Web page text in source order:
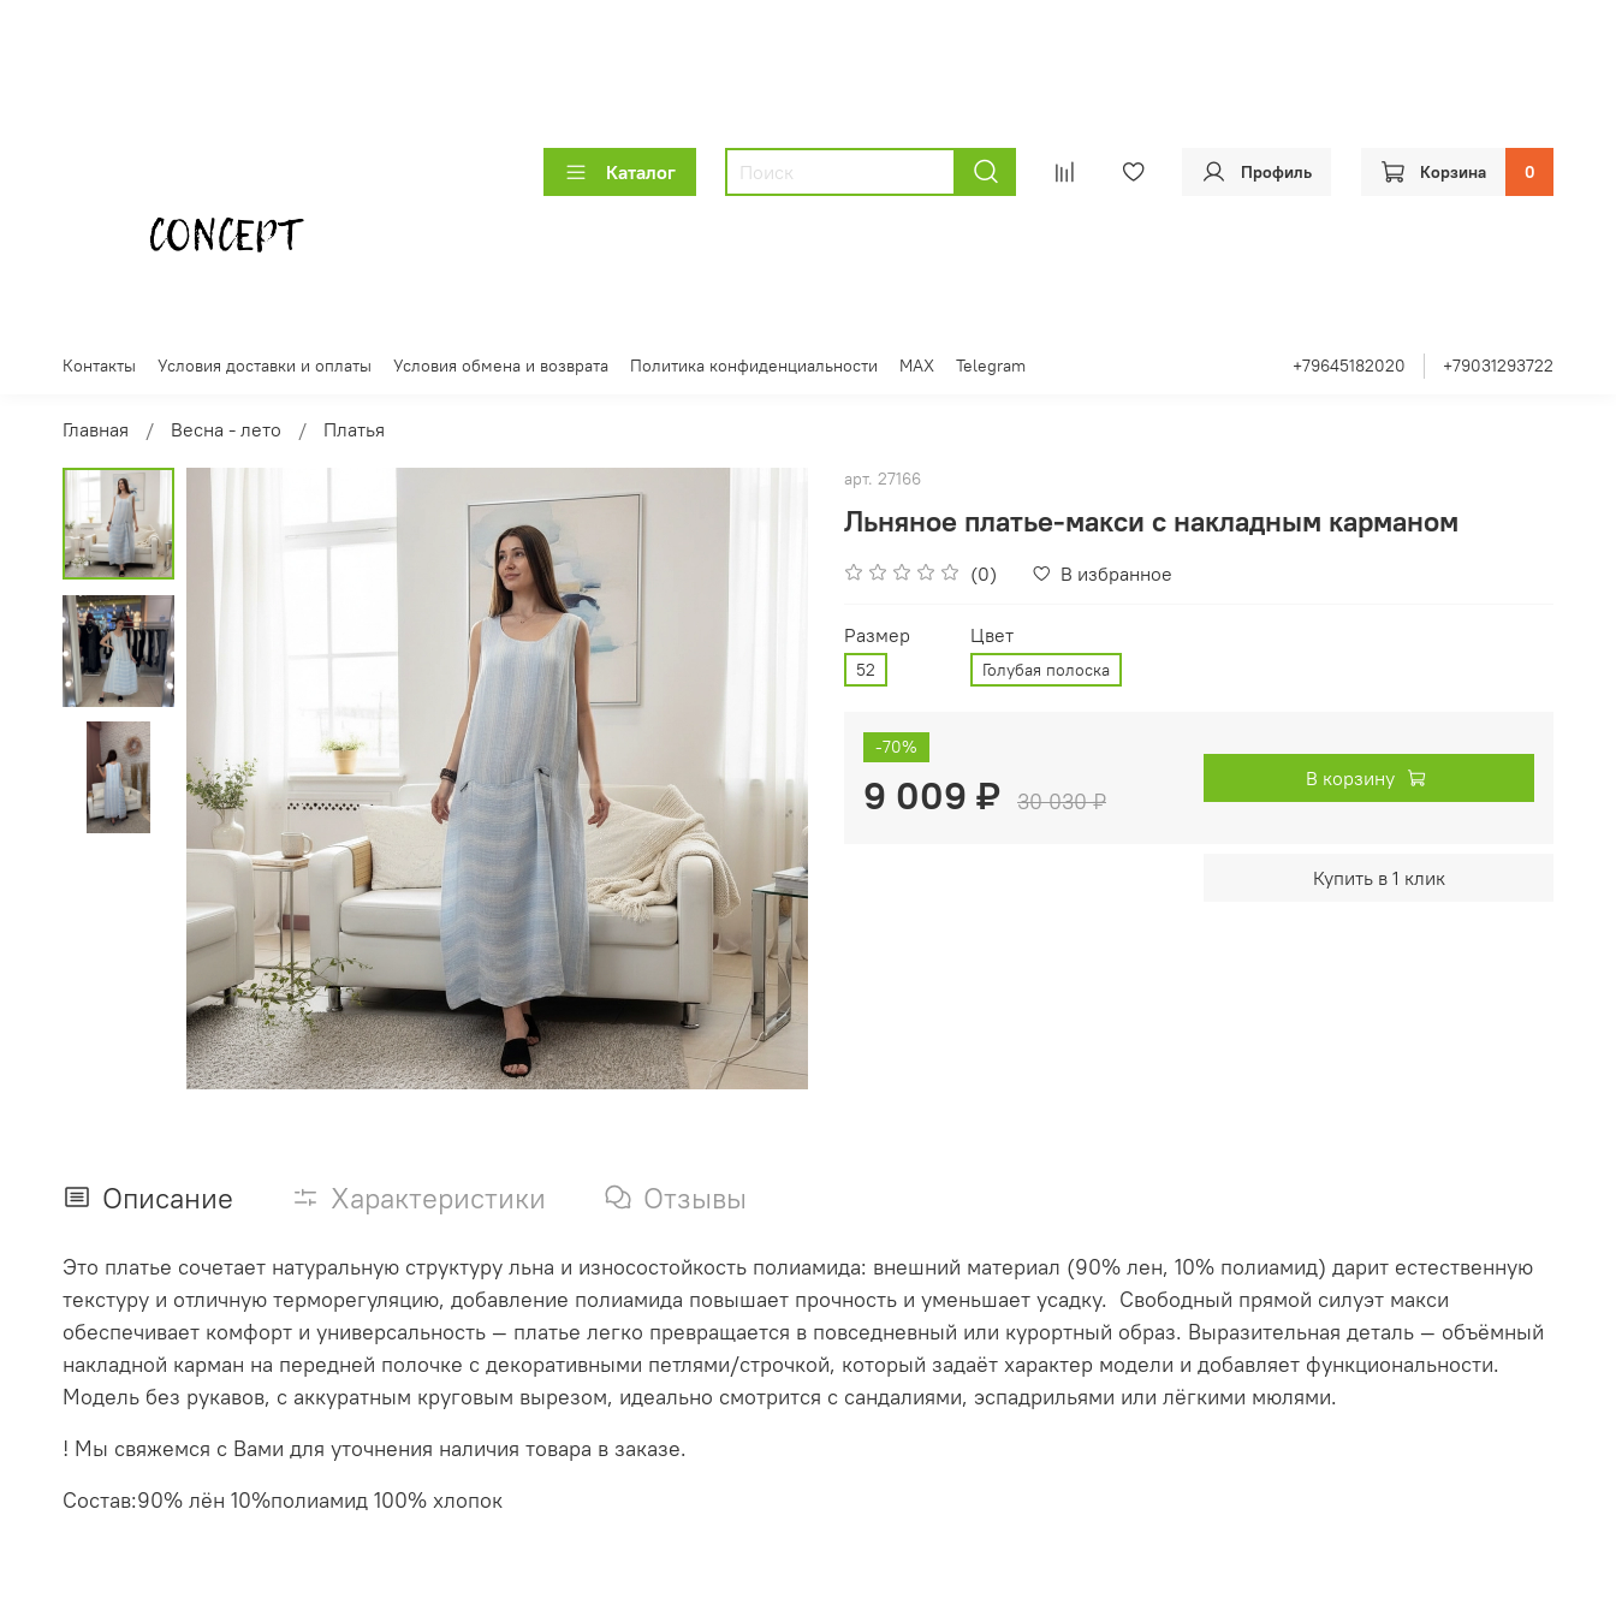
Каталог Профиль Корзина 0
Контакты Условия доставки и оплаты Условия обмена и возврата Политика конфиденциальности MAX Telegram +79645182020 +79031293722
Главная Весна - лето Платья
арт. 27166
Льняное платье‑макси с накладным карманом
(0) В избранное
Размер
52
Цвет
Голубая полоска
-70%
9 009 ₽ 30 030 ₽
В корзину
Купить в 1 клик
Описание Характеристики Отзывы
Это платье сочетает натуральную структуру льна и износостойкость полиамида: внешний материал (90% лен, 10% полиамид) дарит естественную
текстуру и отличную терморегуляцию, добавление полиамида повышает прочность и уменьшает усадку. Свободный прямой силуэт макси
обеспечивает комфорт и универсальность — платье легко превращается в повседневный или курортный образ. Выразительная деталь — объёмный
накладной карман на передней полочке с декоративными петлями/строчкой, который задаёт характер модели и добавляет функциональности.
Модель без рукавов, с аккуратным круговым вырезом, идеально смотрится с сандалиями, эспадрильями или лёгкими мюлями.
! Мы свяжемся с Вами для уточнения наличия товара в заказе.
Состав:90% лён 10%полиамид 100% хлопок